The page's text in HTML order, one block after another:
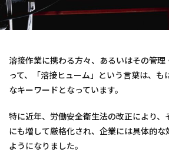
溶接作業に携わる方々、あるいはその管理
って、「溶接ヒューム」という言葉は、も
なキーワードとなっています。
特に近年、労働安全衛生法の改正により、
にも増して厳格化され、企業には具体的な
ようになりました。